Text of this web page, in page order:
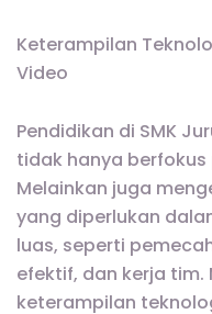
Keterampilan
Video
Pendidikan di SMK
tidak hanya
Melainkan juga
yang diperlukan
luas, seperti
efektif, dan kerja
keterampilan